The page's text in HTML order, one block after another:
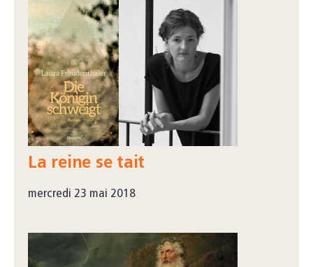
La reine se tait
mercredi 23 mai 2018